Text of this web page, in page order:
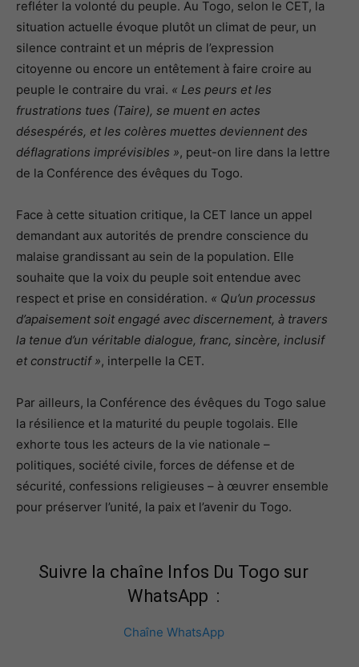
refléter la volonté du peuple. Au Togo, selon le CET, la
situation actuelle évoque plutôt un climat de peur, un
silence contraint et un mépris de l’expression
citoyenne ou encore un entêtement à faire croire au
peuple le contraire du vrai. « Les peurs et les
frustrations tues (Taire), se muent en actes
désespérés, et les colères muettes deviennent des
déflagrations imprévisibles », peut-on lire dans la lettre
de la Conférence des évêques du Togo.
Face à cette situation critique, la CET lance un appel
demandant aux autorités de prendre conscience du
malaise grandissant au sein de la population. Elle
souhaite que la voix du peuple soit entendue avec
respect et prise en considération. « Qu’un processus
d’apaisement soit engagé avec discernement, à travers
la tenue d’un véritable dialogue, franc, sincère, inclusif
et constructif », interpelle la CET.
Par ailleurs, la Conférence des évêques du Togo salue
la résilience et la maturité du peuple togolais. Elle
exhorte tous les acteurs de la vie nationale –
politiques, société civile, forces de défense et de
sécurité, confessions religieuses – à œuvrer ensemble
pour préserver l’unité, la paix et l’avenir du Togo.
Suivre la chaîne Infos Du Togo sur
WhatsApp :
Chaîne WhatsApp